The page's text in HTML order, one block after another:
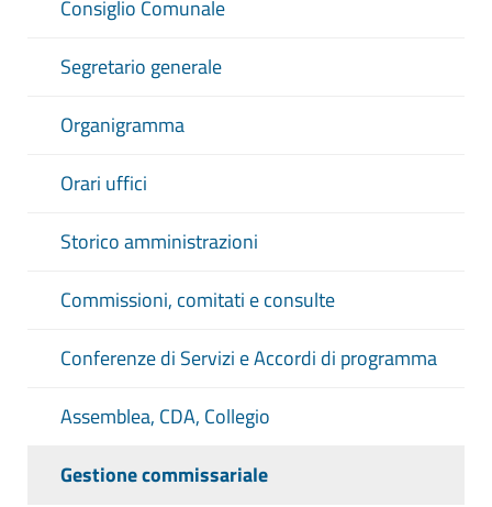
Consiglio Comunale
Segretario generale
Organigramma
Orari uffici
Storico amministrazioni
Commissioni, comitati e consulte
Conferenze di Servizi e Accordi di programma
Assemblea, CDA, Collegio
Gestione commissariale